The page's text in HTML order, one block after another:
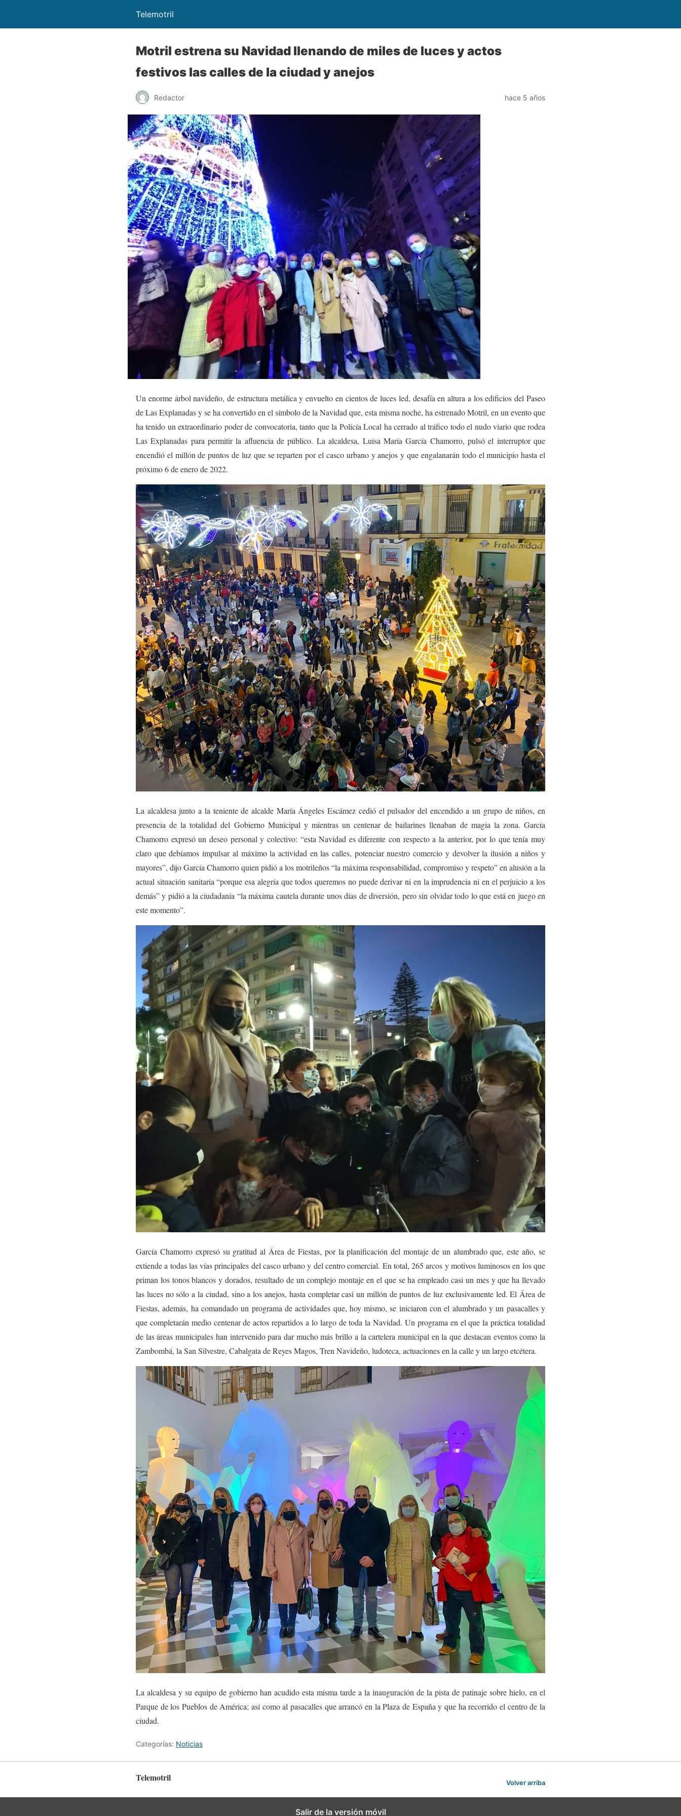
Telemotril
Motril estrena su Navidad llenando de miles de luces y actos
festivos las calles de la ciudad y anejos
Redactor hace 5 años
Un enorme árbol navideño, de estructura metálica y envuelto en cientos de luces led, desafía en altura a los edificios del Paseo
de Las Explanadas y se ha convertido en el símbolo de la Navidad que, esta misma noche, ha estrenado Motril, en un evento que
ha tenido un extraordinario poder de convocatoria, tanto que la Policía Local ha cerrado al tráfico todo el nudo viario que rodea
Las Explanadas para permitir la afluencia de público. La alcaldesa, Luisa María García Chamorro, pulsó el interruptor que
encendió el millón de puntos de luz que se reparten por el casco urbano y anejos y que engalanarán todo el municipio hasta el
próximo 6 de enero de 2022.
La alcaldesa junto a la teniente de alcalde María Ángeles Escámez cedió el pulsador del encendido a un grupo de niños, en
presencia de la totalidad del Gobierno Municipal y mientras un centenar de bailarines llenaban de magia la zona. García
Chamorro expresó un deseo personal y colectivo: “esta Navidad es diferente con respecto a la anterior, por lo que tenía muy
claro que debíamos impulsar al máximo la actividad en las calles, potenciar nuestro comercio y devolver la ilusión a niños y
mayores”, dijo García Chamorro quien pidió a los motrileños “la máxima responsabilidad, compromiso y respeto” en alusión a la
actual situación sanitaria “porque esa alegría que todos queremos no puede derivar ni en la imprudencia ni en el perjuicio a los
demás” y pidió a la ciudadanía “la máxima cautela durante unos días de diversión, pero sin olvidar todo lo que está en juego en
este momento”.
García Chamorro expresó su gratitud al Área de Fiestas, por la planificación del montaje de un alumbrado que, este año, se
extiende a todas las vías principales del casco urbano y del centro comercial. En total, 265 arcos y motivos luminosos en los que
priman los tonos blancos y dorados, resultado de un complejo montaje en el que se ha empleado casi un mes y que ha llevado
las luces no sólo a la ciudad, sino a los anejos, hasta completar casi un millón de puntos de luz exclusivamente led. El Área de
Fiestas, además, ha comandado un programa de actividades que, hoy mismo, se iniciaron con el alumbrado y un pasacalles y
que completarán medio centenar de actos repartidos a lo largo de toda la Navidad. Un programa en el que la práctica totalidad
de las áreas municipales han intervenido para dar mucho más brillo a la cartelera municipal en la que destacan eventos como la
Zambombá, la San Silvestre, Cabalgata de Reyes Magos, Tren Navideño, ludoteca, actuaciones en la calle y un largo etcétera.
La alcaldesa y su equipo de gobierno han acudido esta misma tarde a la inauguración de la pista de patinaje sobre hielo, en el
Parque de los Pueblos de América; así como al pasacalles que arrancó en la Plaza de España y que ha recorrido el centro de la
ciudad.
Categorías: Noticias
Telemotril Volver arriba
Salir de la versión móvil